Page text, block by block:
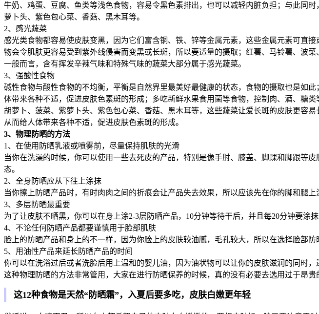
牛奶、鸡蛋、豆腐、鱼类等浅色食物，容易令黑色素排出，也可以减轻内脏负担；与此同
萝卜头、紫色包心菜、香菇、黑木耳等。
2、感光蔬菜
感光类食物都容易使皮肤变黑，因为它们富含铜、铁、锌等金属元素，这些金属元素可直
物会令肌肤更容易受到紫外线侵害而变黑或长斑，所以要适量的摄取；红薯、马铃薯、波
一般而言，含有挥发辛辣气味和特殊气味的蔬菜大部分属于感光蔬菜。
3、强酸性食物
碱性食物与酸性食物的不均衡，平衡是自然界里最美好最健康的状态，食物的摄取也是如
体带来各种不适，促进皮肤色素斑的形成；多吃新鲜水果食用菌等食物，控制肉、酒、糖
胡萝卜、菠菜、紫萝卜头、紫色包心菜、香菇、黑木耳等，这些蔬菜让爱长斑的皮肤更容
从而给人体带来各种不适，促进皮肤色素斑的形成。
3、物理防晒的方法
1、在使用防晒乳液或喷雾前，尽量保持肌肤的光滑
当你在洗澡的时候，你可以使用一些去死皮的产品，特别是像手肘、膝盖、脚踝和脚跟等
态。
2、全身防晒应从下往上涂抹
当你擦上防晒产品时，有时肉肉之间的折痕会让产品失去效果，所以应该先在你的脚和腿
3、多层防晒最重要
为了让皮肤不晒黑，你可以在身上涂2-3层防晒产品，10分钟等待干后，并且每20分钟要涂
4、不论任何防晒产品都要谨慎用于脸部肌肤
脸上的防晒产品和身上的不一样，因为你脸上的皮肤较油腻，毛孔较大，所以在选择脸部防
5、用油性产品来延长防晒产品的时间
你可以在洗浴过后或者洗脸后用上温和的婴儿油，因为油状物可以让你的皮肤滋润的同时
这种物理防晒的方法非常管用，大家在进行防晒保养的时候，真的没有必要去选用过于昂
这12种食物是天然“防晒霜”，入夏后要多吃，皮肤白嫩更年轻